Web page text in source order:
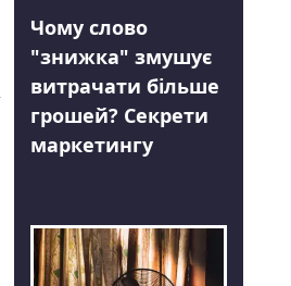
Чому слово
"знижка" змушує
витрачати більше
грошей? Секрети
маркетингу